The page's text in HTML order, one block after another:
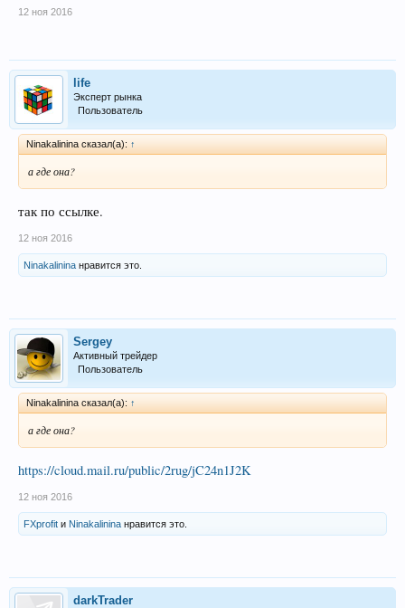
12 ноя 2016
life
Эксперт рынка
Пользователь
Ninakalinina сказал(а): ↑
а где она?
так по ссылке.
12 ноя 2016
Ninakalinina нравится это.
Sergey
Активный трейдер
Пользователь
Ninakalinina сказал(а): ↑
а где она?
https://cloud.mail.ru/public/2rug/jC24n1J2K
12 ноя 2016
FXprofit и Ninakalinina нравится это.
darkTrader